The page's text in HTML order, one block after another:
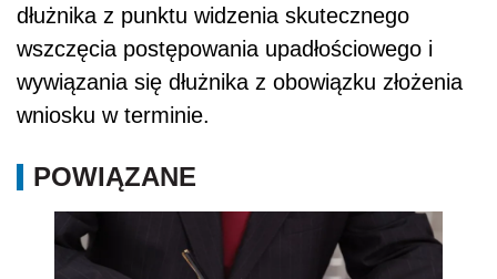
dłużnika z punktu widzenia skutecznego
wszczęcia postępowania upadłościowego i
wywiązania się dłużnika z obowiązku złożenia
wniosku w terminie.
POWIĄZANE